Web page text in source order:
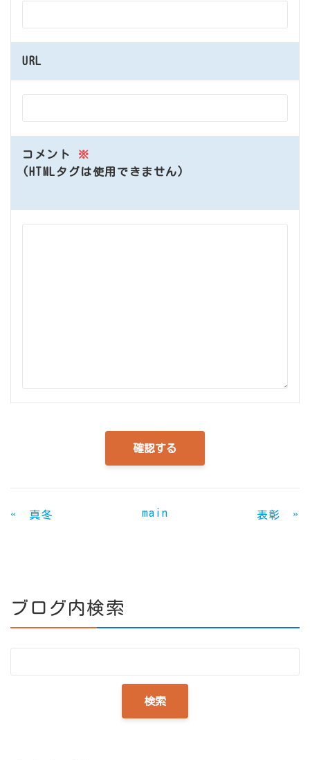
URL
コメント
※
(HTMLタグは使用できません)
« 真冬 main 表彰 »
ブログ内検索